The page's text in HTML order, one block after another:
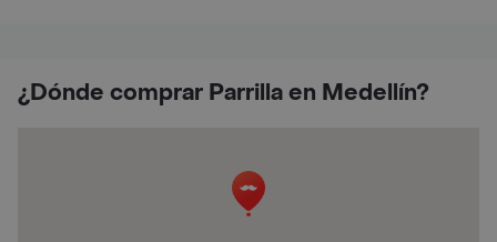
¿Dónde comprar Parrilla en Medellín?